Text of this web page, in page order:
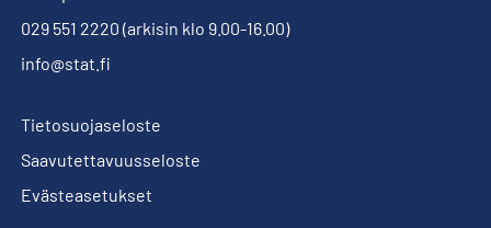
029 551 2220 (arkisin klo 9.00-16.00)
info@stat.fi
Tietosuojaseloste
Saavutettavuusseloste
Evästeasetukset